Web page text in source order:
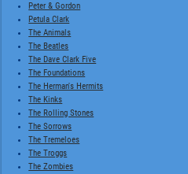
Peter & Gordon
Petula Clark
The Animals
The Beatles
The Dave Clark Five
The Foundations
The Herman's Hermits
The Kinks
The Rolling Stones
The Sorrows
The Tremeloes
The Troggs
The Zombies